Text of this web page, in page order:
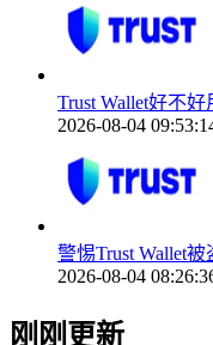
Trust Wallet好不
2026-08-04
警惕Trust Wallet
2026-08-04
刚刚更新